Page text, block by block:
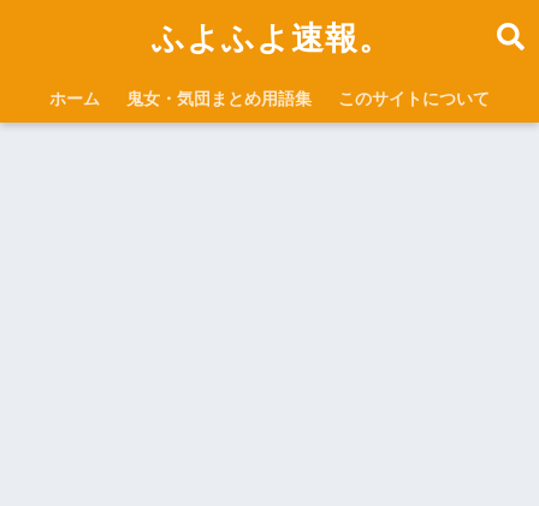
ふよふよ速報。
ホーム 鬼女・気団まとめ用語集 このサイトについて